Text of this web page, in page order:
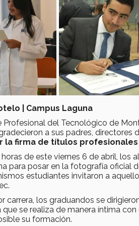
| Campus Laguna
Profesional del Tecnológico de
a sus padres,
la firma de títulos
horas de este viernes 6 de abril,
para posar en la fotografía oficial
estudiantes invitaron a
carrera, los graduandos se
se realiza de manera íntima
su formación.